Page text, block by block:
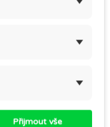
Přijmout vše